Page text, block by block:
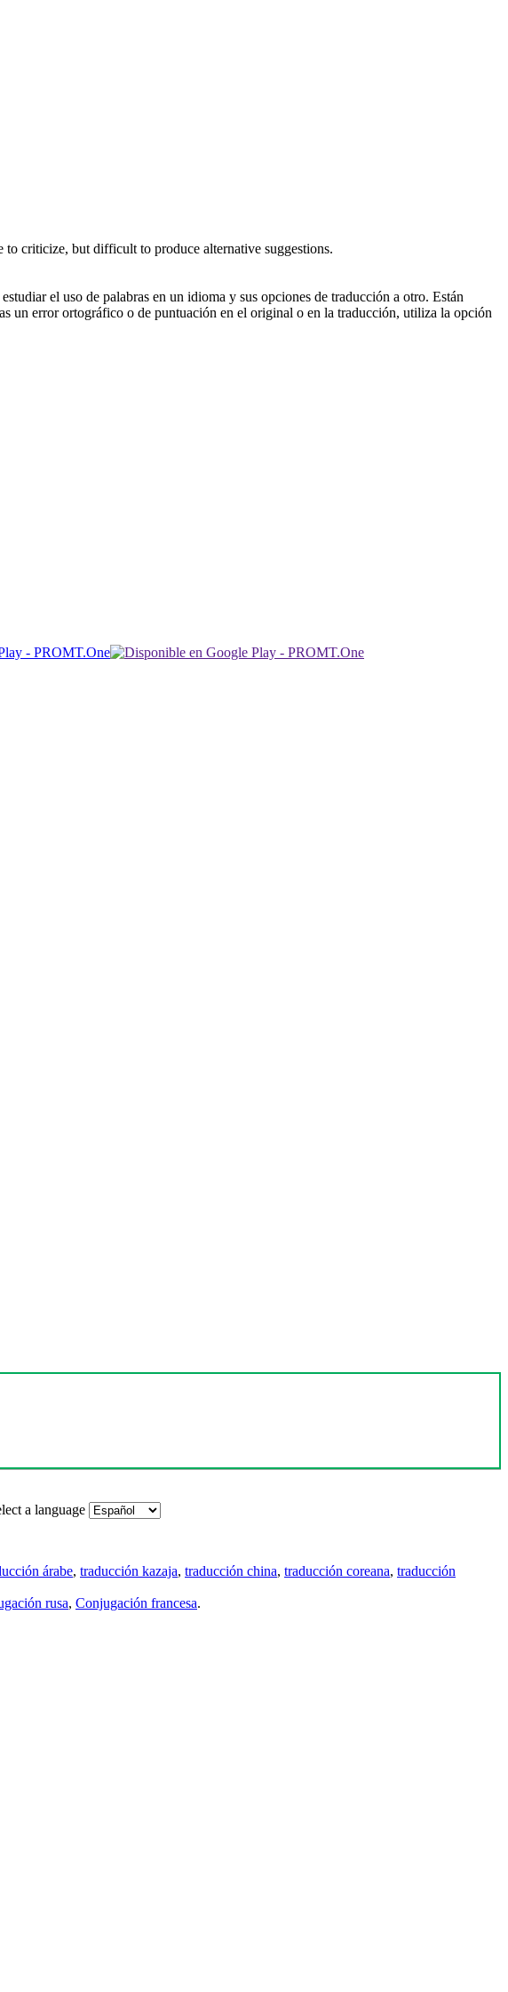
to criticize, but difficult to produce alternative suggestions.
el uso de palabras en un idioma y sus opciones de traducción a otro. Están
un error ortográfico o de puntuación en el original o en la traducción, utiliza la opción
a language
árabe, traducción kazaja, traducción china, traducción coreana, traducción
rusa, Conjugación francesa.